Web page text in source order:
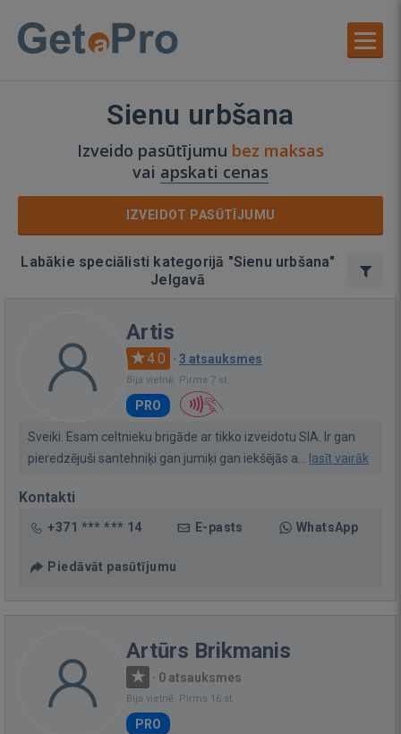
Sienu urbšana
Izveido pasūtījumu bez maksas
vai apskati cenas
IZVEIDOT PASŪTĪJUMU
Labākie speciālisti kategorijā "Sienu urbšana"
Jelgavā
Artis
4.0 · 3 atsauksmes
Bija vietnē: Pirms 7 st.
PRO
Sveiki. Esam celtnieku brigāde ar tikko izveidotu SIA. Ir gan
pieredzējuši santehniķi gan jumiķi gan iekšējās a...
lasīt vairāk
Kontakti
+371 *** *** 14 E-pasts WhatsApp
Piedāvāt pasūtījumu
Artūrs Brikmanis
· 0 atsauksmes
Bija vietnē: Pirms 16 st.
PRO